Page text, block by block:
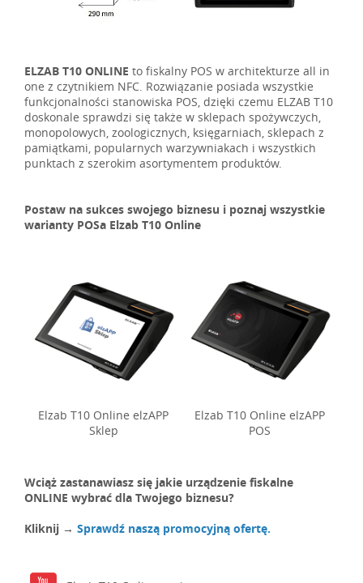
ELZAB T10 ONLINE to fiskalny POS w architekturze all in
one z czytnikiem NFC. Rozwiązanie posiada wszystkie
funkcjonalności stanowiska POS, dzięki czemu ELZAB T10
doskonale sprawdzi się także w sklepach spożywczych,
monopolowych, zoologicznych, księgarniach, sklepach z
pamiątkami, popularnych warzywniakach i wszystkich
punktach z szerokim asortymentem produktów.
Postaw na sukces swojego biznesu i poznaj wszystkie
warianty POSa Elzab T10 Online
Elzab T10 Online elzAPP
Sklep
Elzab T10 Online elzAPP
POS
Wciąż zastanawiasz się jakie urządzenie fiskalne
ONLINE wybrać dla Twojego biznesu?
Kliknij → Sprawdź naszą promocyjną ofertę.